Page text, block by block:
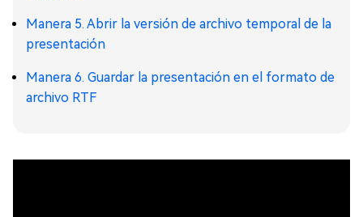
Manera 5. Abrir la versión de archivo temporal de la
presentación
Manera 6. Guardar la presentación en el formato de
archivo RTF